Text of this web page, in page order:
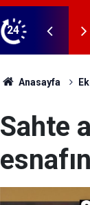
24
Anasayfa
Sahte